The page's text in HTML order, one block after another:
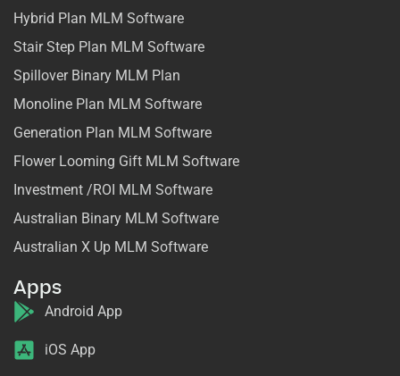
Hybrid Plan MLM Software
Stair Step Plan MLM Software
Spillover Binary MLM Plan
Monoline Plan MLM Software
Generation Plan MLM Software
Flower Looming Gift MLM Software
Investment /ROI MLM Software
Australian Binary MLM Software
Australian X Up MLM Software
Apps
Android App
iOS App